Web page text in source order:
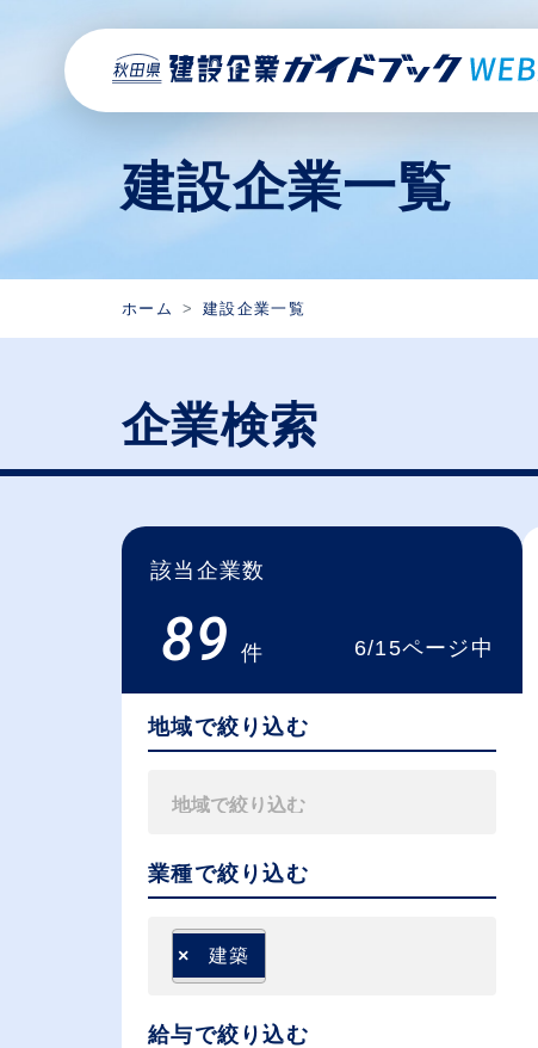
建設企業一覧
ホーム 建設企業一覧
企業検索
該当企業数
89 件 6/15ページ中
地域で絞り込む
業種で絞り込む
× 建築
給与で絞り込む